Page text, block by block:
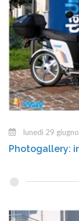
lunedì 29
Photogallery: